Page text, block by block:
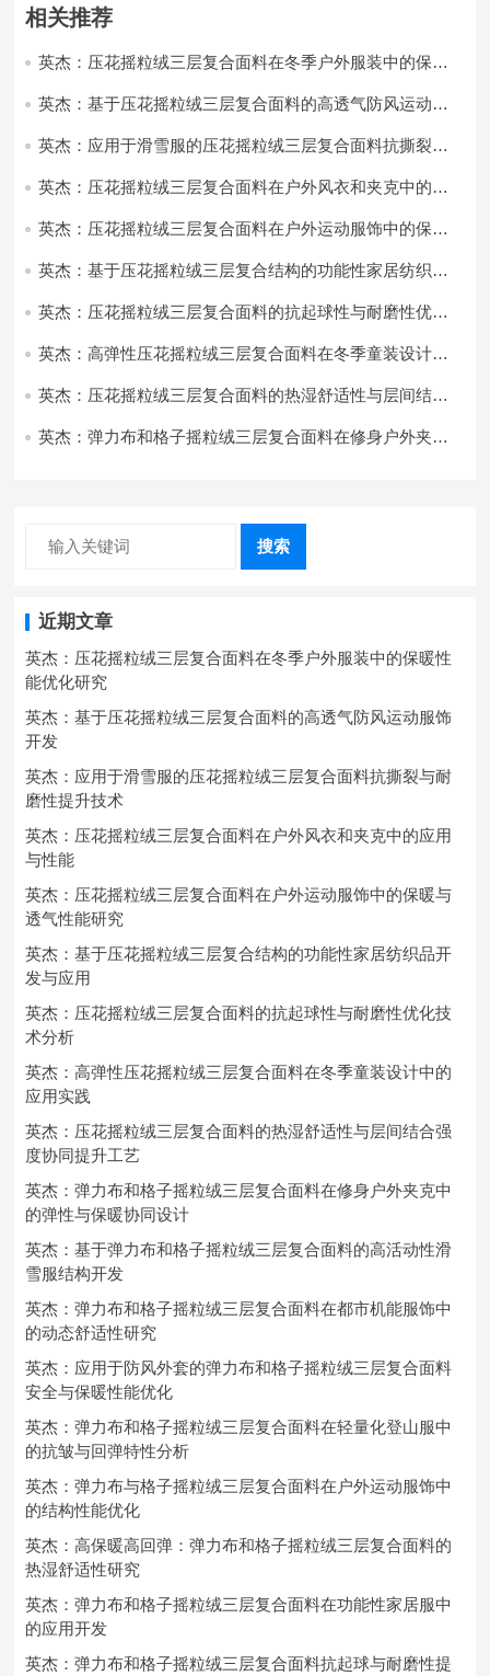
相关推荐
英杰：压花摇粒绒三层复合面料在冬季户外服装中的保暖
英杰：基于压花摇粒绒三层复合面料的高透气防风运动服
英杰：应用于滑雪服的压花摇粒绒三层复合面料抗撕裂与
英杰：压花摇粒绒三层复合面料在户外风衣和夹克中的应
英杰：压花摇粒绒三层复合面料在户外运动服饰中的保暖
英杰：基于压花摇粒绒三层复合结构的功能性家居纺织品
英杰：压花摇粒绒三层复合面料的抗起球性与耐磨性优化
英杰：高弹性压花摇粒绒三层复合面料在冬季童装设计中
英杰：压花摇粒绒三层复合面料的热湿舒适性与层间结合
英杰：弹力布和格子摇粒绒三层复合面料在修身户外夹克
搜索
近期文章
英杰：压花摇粒绒三层复合面料在冬季户外服装中的保暖性
能优化研究
英杰：基于压花摇粒绒三层复合面料的高透气防风运动服饰
开发
英杰：应用于滑雪服的压花摇粒绒三层复合面料抗撕裂与耐
磨性提升技术
英杰：压花摇粒绒三层复合面料在户外风衣和夹克中的应用
与性能
英杰：压花摇粒绒三层复合面料在户外运动服饰中的保暖与
透气性能研究
英杰：基于压花摇粒绒三层复合结构的功能性家居纺织品开
发与应用
英杰：压花摇粒绒三层复合面料的抗起球性与耐磨性优化技
术分析
英杰：高弹性压花摇粒绒三层复合面料在冬季童装设计中的
应用实践
英杰：压花摇粒绒三层复合面料的热湿舒适性与层间结合强
度协同提升工艺
英杰：弹力布和格子摇粒绒三层复合面料在修身户外夹克中
的弹性与保暖协同设计
英杰：基于弹力布和格子摇粒绒三层复合面料的高活动性滑
雪服结构开发
英杰：弹力布和格子摇粒绒三层复合面料在都市机能服饰中
的动态舒适性研究
英杰：应用于防风外套的弹力布和格子摇粒绒三层复合面料
安全与保暖性能优化
英杰：弹力布和格子摇粒绒三层复合面料在轻量化登山服中
的抗皱与回弹特性分析
英杰：弹力布与格子摇粒绒三层复合面料在户外运动服饰中
的结构性能优化
英杰：高保暖高回弹：弹力布和格子摇粒绒三层复合面料的
热湿舒适性研究
英杰：弹力布和格子摇粒绒三层复合面料在功能性家居服中
的应用开发
英杰：弹力布和格子摇粒绒三层复合面料抗起球与耐磨性提